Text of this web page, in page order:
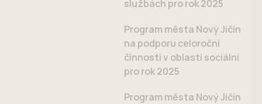
službách pro rok 2025
Program města Nový Jičín
na podporu celoroční
činnosti v oblasti sociální
pro rok 2025
Program města Nový Jičín